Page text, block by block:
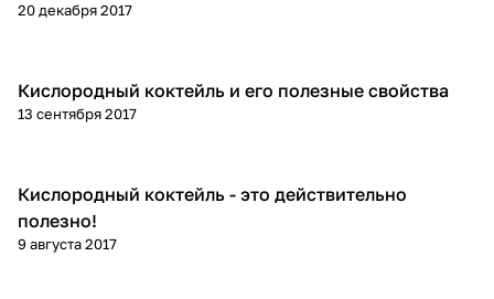
20 декабря 2017
О кислородных коктейлях
13 сентября 2017
Кислородный коктейль и его полезные свойства
О кислородных коктейлях
9 августа 2017
Кислородный коктейль - это действительно
полезно!